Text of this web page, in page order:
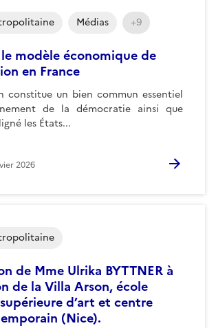
modèle économique de
en France
constitue un bien commun essentiel
de la démocratie ainsi que
les États...
Médias +9
2026
de Mme Ulrika BYTTNER à
de la Villa Arson, école
d’art et centre
(Nice).